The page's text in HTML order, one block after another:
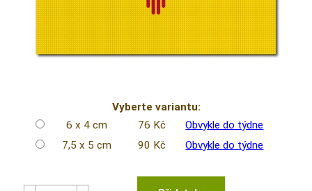
Vyberte variantu:
6 x 4 cm
76 Kč
Obvykle do týdne
7,5 x 5 cm
90 Kč Obvykle do týdne